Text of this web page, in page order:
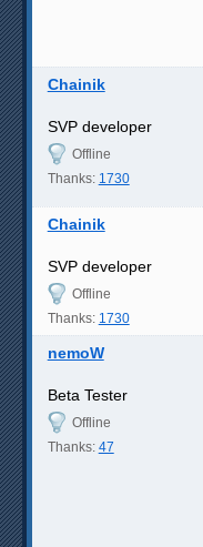
Chainik
SVP developer
Offline
Thanks: 1730
Chainik
SVP developer
Offline
Thanks: 1730
nemoW
Beta Tester
Offline
Thanks: 47